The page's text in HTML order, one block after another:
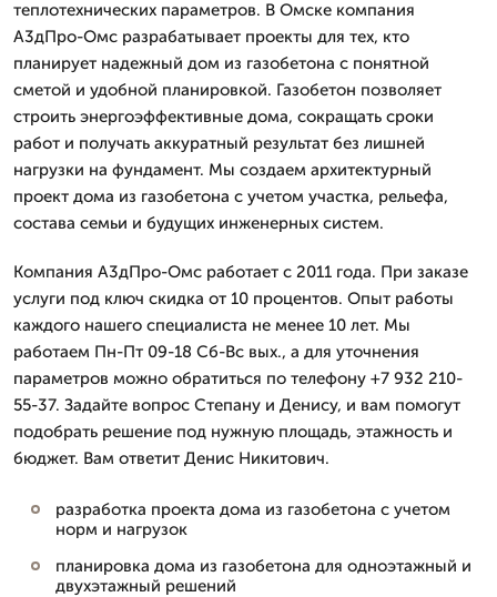
теплотехнических параметров. В Омске компания
А3дПро-Омс разрабатывает проекты для тех, кто
планирует надежный дом из газобетона с понятной
сметой и удобной планировкой. Газобетон позволяет
строить энергоэффективные дома, сокращать сроки
работ и получать аккуратный результат без лишней
нагрузки на фундамент. Мы создаем архитектурный
проект дома из газобетона с учетом участка, рельефа,
состава семьи и будущих инженерных систем.
Компания А3дПро-Омс работает с 2011 года. При заказе
услуги под ключ скидка от 10 процентов. Опыт работы
каждого нашего специалиста не менее 10 лет. Мы
работаем Пн-Пт 09-18 Сб-Вс вых., а для уточнения
параметров можно обратиться по телефону +7 932 210-
55-37. Задайте вопрос Степану и Денису, и вам помогут
подобрать решение под нужную площадь, этажность и
бюджет. Вам ответит Денис Никитович.
разработка проекта дома из газобетона с учетом
норм и нагрузок
планировка дома из газобетона для одноэтажный и
двухэтажный решений